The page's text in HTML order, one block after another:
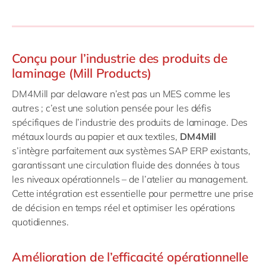
Conçu pour l’industrie des produits de
laminage (Mill Products)
DM4Mill par delaware n’est pas un MES comme les
autres ; c’est une solution pensée pour les défis
spécifiques de l’industrie des produits de laminage. Des
métaux lourds au papier et aux textiles, DM4Mill
s’intègre parfaitement aux systèmes SAP ERP existants,
garantissant une circulation fluide des données à tous
les niveaux opérationnels – de l’atelier au management.
Cette intégration est essentielle pour permettre une prise
de décision en temps réel et optimiser les opérations
quotidiennes.
Amélioration de l’efficacité opérationnelle